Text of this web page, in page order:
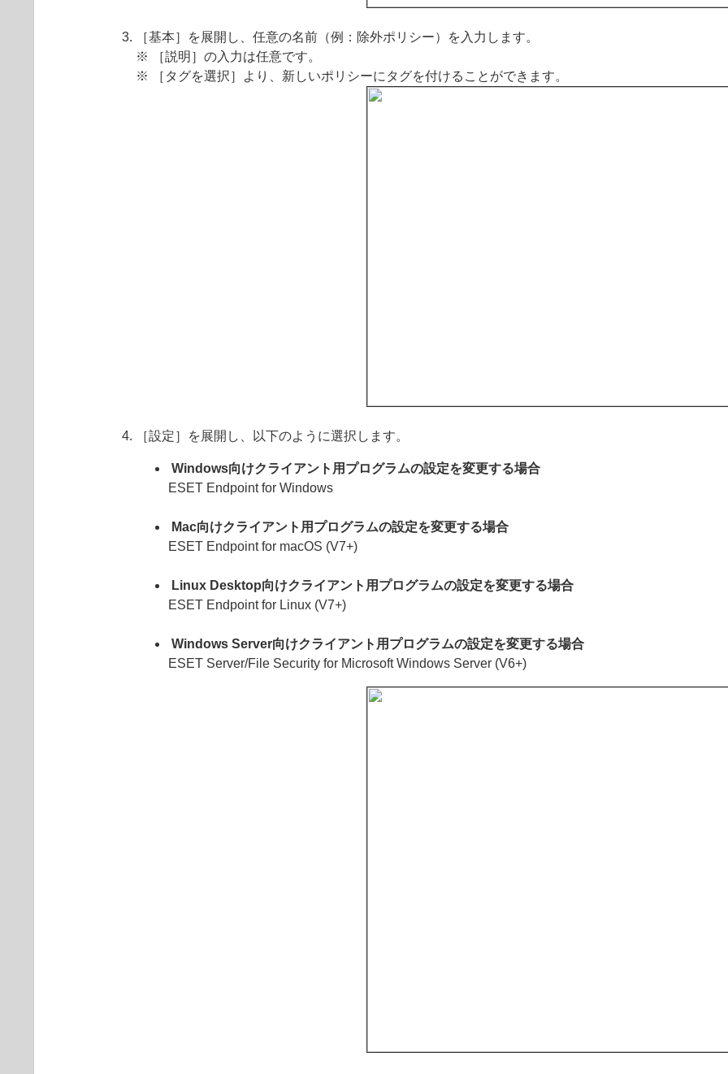
［基本］を展開し、任意の名前（例：除外ポリシー）を入力します。
※ ［説明］の入力は任意です。
※ ［タグを選択］より、新しいポリシーにタグを付けることができます。
［設定］を展開し、以下のように選択します。
Windows向けクライアント用プログラムの設定を変更する場合
ESET Endpoint for Windows
Mac向けクライアント用プログラムの設定を変更する場合
ESET Endpoint for macOS (V7+)
Linux Desktop向けクライアント用プログラムの設定を変更する場合
ESET Endpoint for Linux (V7+)
Windows Server向けクライアント用プログラムの設定を変更する場合
ESET Server/File Security for Microsoft Windows Server (V6+)